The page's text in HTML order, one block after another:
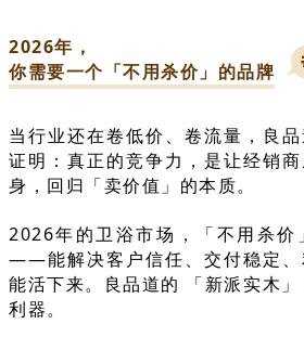
2026年，
你需要一个「不用杀价」的品牌
当行业还在卷低价、卷流量，良品
证明：真正的竞争力，是让经销
身，回归「卖价值」的本质。
2026年的卫浴市场，「不用杀价
——能解决客户信任、交付稳定、
能活下来。良品道的 「新派实木
利器。